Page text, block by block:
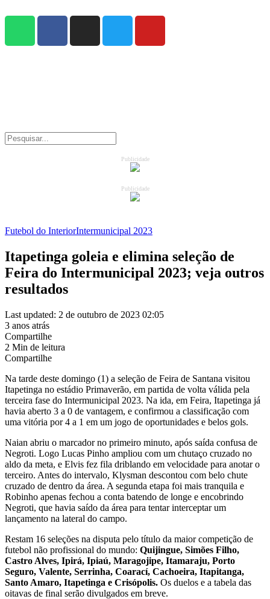
Publicidade
Publicidade
Futebol do InteriorIntermunicipal 2023
Itapetinga goleia e elimina seleção de
Feira do Intermunicipal 2023; veja outros
resultados
Last updated: 2 de outubro de 2023 02:05
3 anos atrás
Compartilhe
2 Min de leitura
Compartilhe
Na tarde deste domingo (1) a seleção de Feira de Santana visitou
Itapetinga no estádio Primaverão, em partida de volta válida pela
terceira fase do Intermunicipal 2023. Na ida, em Feira, Itapetinga já
havia aberto 3 a 0 de vantagem, e confirmou a classificação com
uma vitória por 4 a 1 em um jogo de oportunidades e belos gols.
Naian abriu o marcador no primeiro minuto, após saída confusa de
Negroti. Logo Lucas Pinho ampliou com um chutaço cruzado no
aldo da meta, e Elvis fez fila driblando em velocidade para anotar o
terceiro. Antes do intervalo, Klysman descontou com belo chute
cruzado de dentro da área. A segunda etapa foi mais tranquila e
Robinho apenas fechou a conta batendo de longe e encobrindo
Negroti, que havia saído da área para tentar interceptar um
lançamento na lateral do campo.
Restam 16 seleções na disputa pelo título da maior competição de
futebol não profissional do mundo: Quijingue, Simões Filho,
Castro Alves, Ipirá, Ipiaú, Maragojipe, Itamaraju, Porto
Seguro, Valente, Serrinha, Coarací, Cachoeira, Itapitanga,
Santo Amaro, Itapetinga e Crisópolis. Os duelos e a tabela das
oitavas de final serão divulgados em breve.